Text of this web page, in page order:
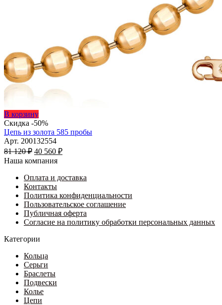
В корзинуЭтот
товар
имеет
несколько
вариаций.
Опции
выбрать
на
странице
товара.
Скидка -50%
Цепь из золота 585 пробы
Арт. 200132554
81 120₽ Первоначальная
цена
81
120 ₽.
40 560 ₽Текущая
560 ₽.
Наша компания
Оплата и доставка
Контакты
Политика конфиденциальности
Пользовательское соглашение
Публичная оферта
Согласие на политику обработки персональных данных
Категории
Кольца
Серьги
Браслеты
Подвески
Колье
Цепи